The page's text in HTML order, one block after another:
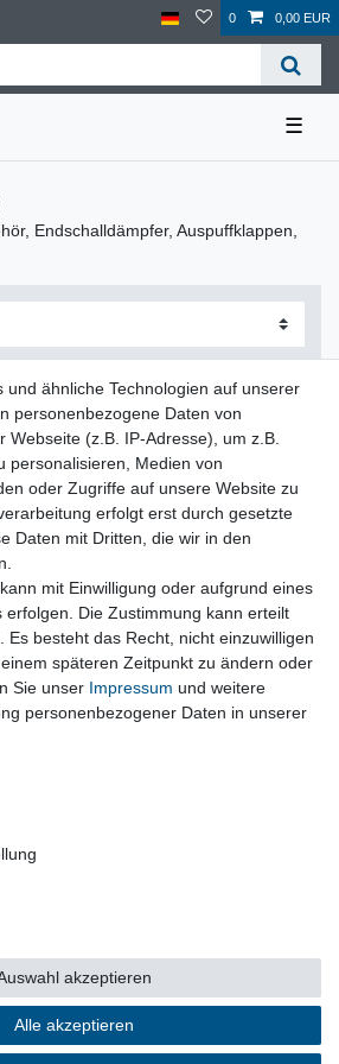
0 0,00 EUR
☰
Endschalldämpfer, Auspuffklappen,
Endschalldämpfer,
Vertrag widerrufen
widerrufen
2026 | Alle Rechte vorbehalten.
und ähnliche Technologien auf unserer
personenbezogene Daten von
Webseite (z.B. IP-Adresse), um z.B.
personalisieren, Medien von
oder Zugriffe auf unsere Website zu
erfolgt erst durch gesetzte
Daten mit Dritten, die wir in den
mit Einwilligung oder aufgrund eines
erfolgen. Die Zustimmung kann erteilt
Es besteht das Recht, nicht einzuwilligen
späteren Zeitpunkt zu ändern oder
Sie unser Impressum und weitere
personenbezogener Daten in unserer
Alle akzeptieren
akzeptieren